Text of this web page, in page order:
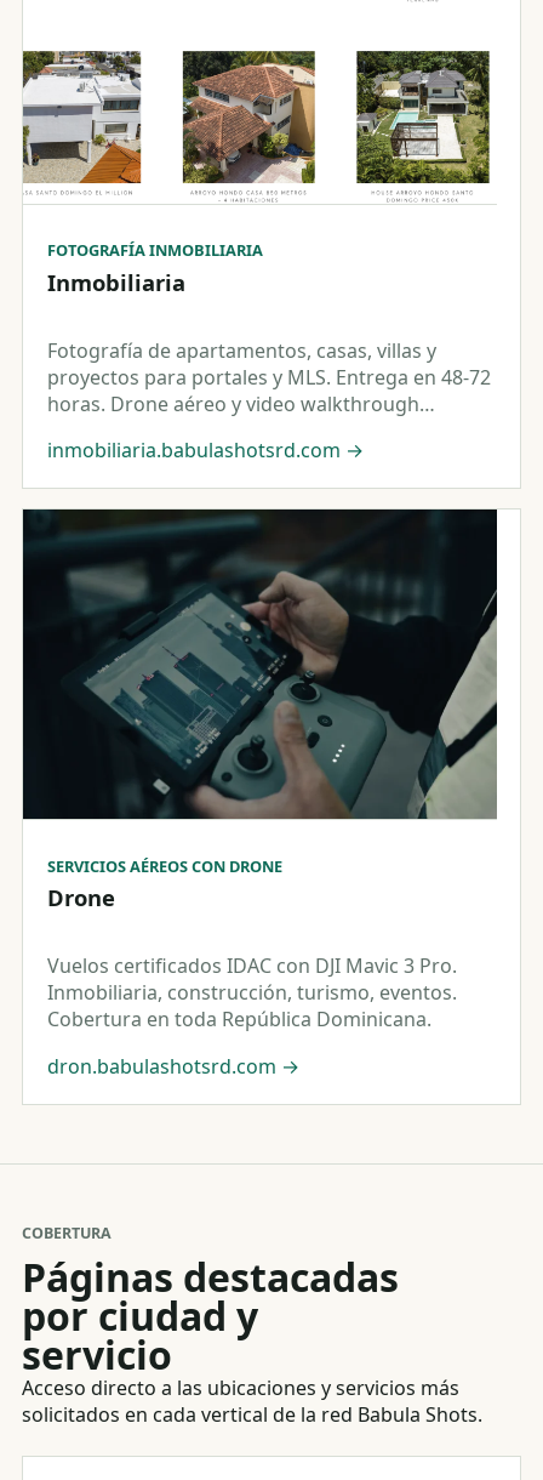
FOTOGRAFÍA INMOBILIARIA
Inmobiliaria
Fotografía de apartamentos, casas, villas y
proyectos para portales y MLS. Entrega en 48-72
horas. Drone aéreo y video walkthrough
inmobiliaria.babulashotsrd.com →
SERVICIOS AÉREOS CON DRONE
Drone
Vuelos certificados IDAC con DJI Mavic 3 Pro.
Inmobiliaria, construcción, turismo, eventos.
Cobertura en toda República Dominicana.
dron.babulashotsrd.com →
COBERTURA
Páginas destacadas
por ciudad y
servicio
Acceso directo a las ubicaciones y servicios más
solicitados en cada vertical de la red Babula Shots.